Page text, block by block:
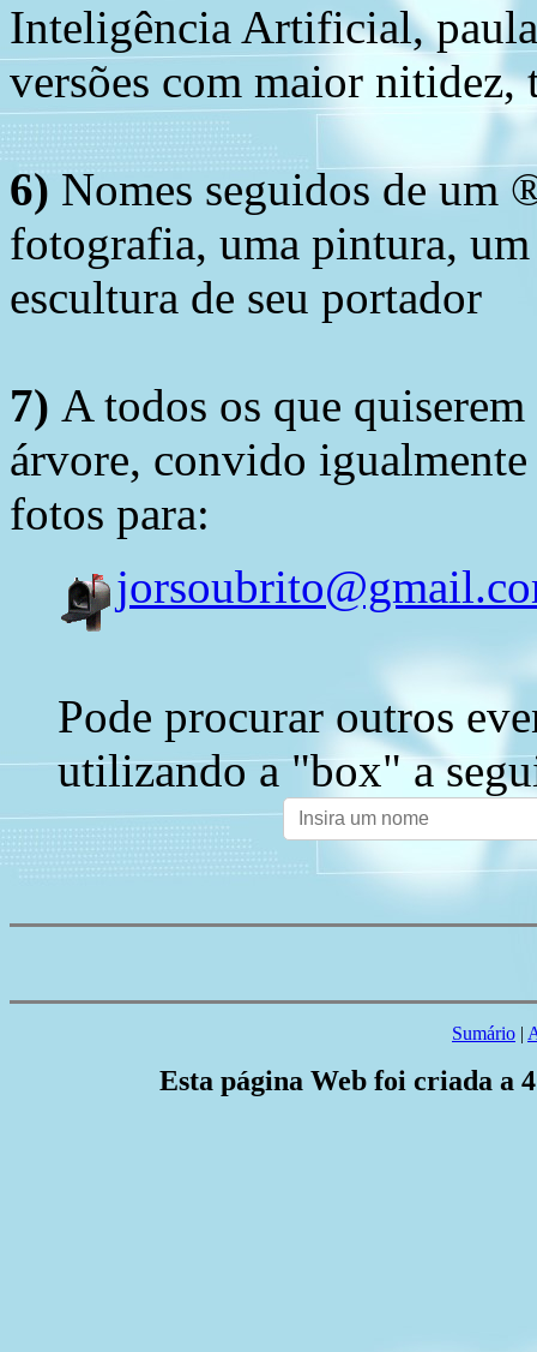
Inteligência Artificial,
versões com maior nitidez,
6) Nomes seguidos de um
fotografia, uma pintura,
escultura de seu portador
7) A todos os que
árvore, convido
fotos para:
Pode procurar outros
utilizando a "box" a
Sumário |
Esta página Web foi criada a